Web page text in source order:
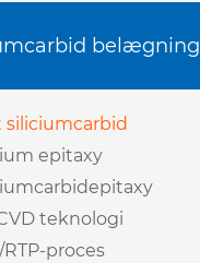
belægning
siliciumcarbid
epitaxy
teknologi
RTP-proces